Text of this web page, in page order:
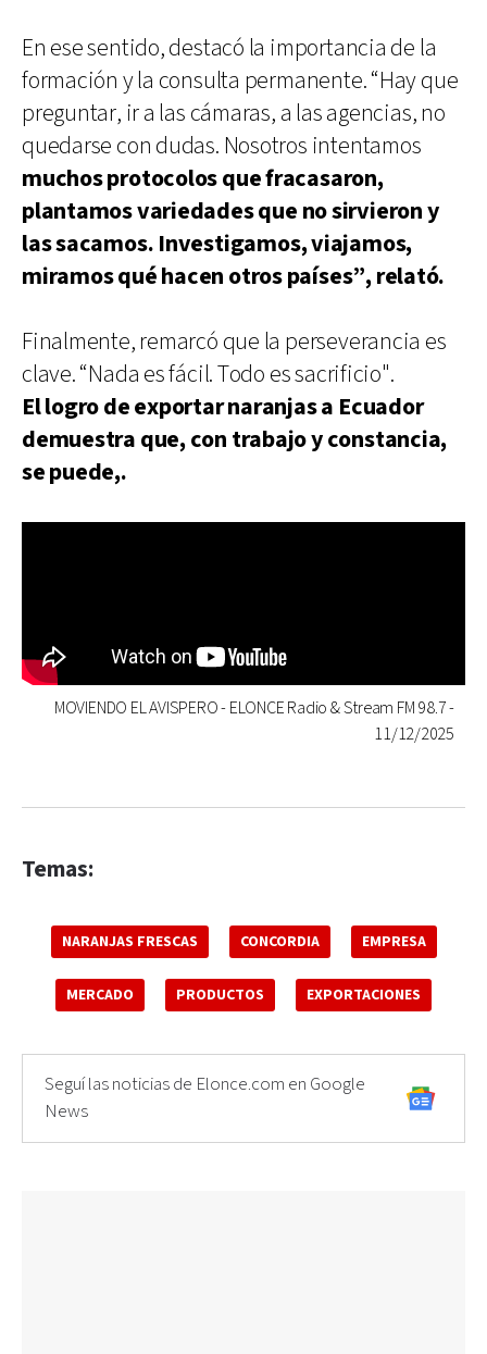
En ese sentido, destacó la importancia de la
formación y la consulta permanente. “Hay que
preguntar, ir a las cámaras, a las agencias, no
quedarse con dudas. Nosotros intentamos
muchos protocolos que fracasaron,
plantamos variedades que no sirvieron y
las sacamos. Investigamos, viajamos,
miramos qué hacen otros países”, relató.
Finalmente, remarcó que la perseverancia es
clave. “Nada es fácil. Todo es sacrificio".
El logro de exportar naranjas a Ecuador
demuestra que, con trabajo y constancia,
se puede,.
MOVIENDO EL AVISPERO - ELONCE Radio & Stream FM 98.7 -
11/12/2025
Temas:
NARANJAS FRESCAS CONCORDIA EMPRESA
MERCADO PRODUCTOS EXPORTACIONES
Seguí las noticias de Elonce.com en Google
News